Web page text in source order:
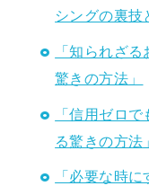
シングの裏技
「知られざ
驚きの方法」
「信用ゼロ
る驚きの方法
「必要な時